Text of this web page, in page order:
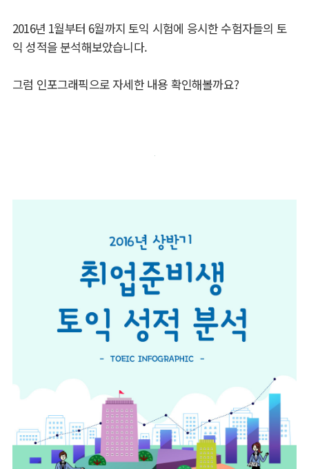
2016년 1월부터 6월까지 토익 시험에 응시한 수험자들의 토
익 성적을 분석해보았습니다.
그럼 인포그래픽으로 자세한 내용 확인해볼까요?